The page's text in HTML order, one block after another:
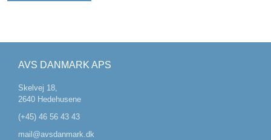
AVS DANMARK APS
Skelvej 18,
2640 Hedehusene
(+45) 46 56 43 43
mail@avsdanmark.dk